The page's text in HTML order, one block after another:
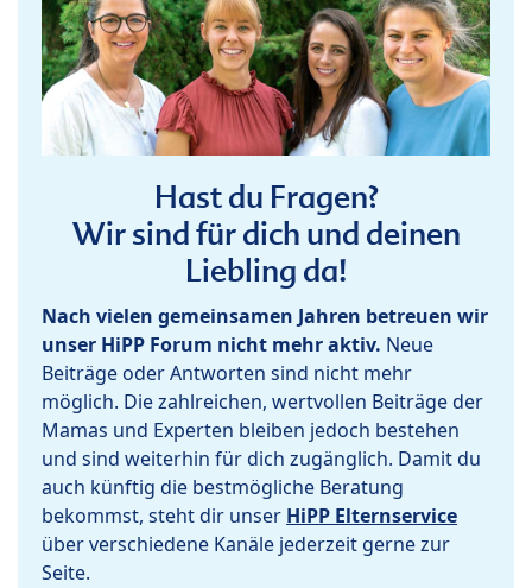
Hast du Fragen?
Wir sind für dich und deinen
Liebling da!
Nach vielen gemeinsamen Jahren betreuen wir
unser HiPP Forum nicht mehr aktiv. Neue
Beiträge oder Antworten sind nicht mehr
möglich. Die zahlreichen, wertvollen Beiträge der
Mamas und Experten bleiben jedoch bestehen
und sind weiterhin für dich zugänglich. Damit du
auch künftig die bestmögliche Beratung
bekommst, steht dir unser HiPP Elternservice
über verschiedene Kanäle jederzeit gerne zur
Seite.